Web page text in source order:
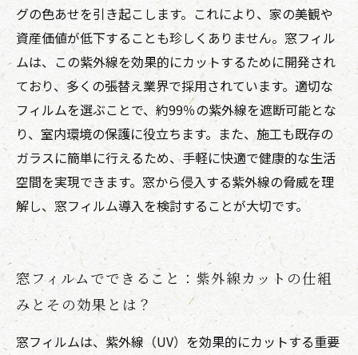
グの色あせを引き起こします。これにより、家の美観や
資産価値が低下することも珍しくありません。窓フィル
ムは、この紫外線を効果的にカットするために開発され
ており、多くの張替え業界で採用されています。適切な
フィルムを選ぶことで、約99％の紫外線を遮断可能とな
り、室内環境の保護に役立ちます。また、施工も既存の
ガラスに簡単に行えるため、手軽に快適で健康的な生活
空間を実現できます。窓から侵入する紫外線の脅威を理
解し、窓フィルム導入を検討することが大切です。
窓フィルムでできること：紫外線カットの仕組
みとその効果とは？
窓フィルムは、紫外線（UV）を効果的にカットする重要